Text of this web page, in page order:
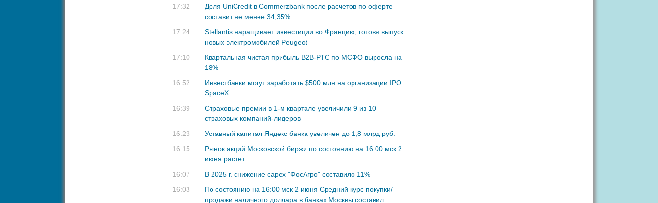
17:32
Доля UniCredit в Commerzbank после расчетов по оферте
составит не менее 34,35%
17:24
Stellantis наращивает инвестиции во Францию, готовя выпуск
новых электромобилей Peugeot
17:10
Квартальная чистая прибыль B2B-РТС по МСФО выросла на
18%
16:52
Инвестбанки могут заработать $500 млн на организации IPO
SpaceX
16:39
Страховые премии в 1-м квартале увеличили 9 из 10
страховых компаний-лидеров
16:23
Уставный капитал Яндекс банка увеличен до 1,8 млрд руб.
16:15
Рынок акций Московской биржи по состоянию на 16:00 мск 2
июня растет
16:07
В 2025 г. снижение capex "ФосАгро" составило 11%
16:03
По состоянию на 16:00 мск 2 июня Cредний курс покупки/
продажи наличного доллара в банках Москвы составил